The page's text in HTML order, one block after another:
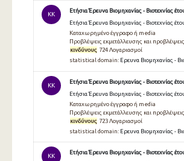
KK
Ετήσια Έρευνα Βιομηχανίας - Βιοτεχνίας
Ετήσια Έρευνα Βιομηχανίας - Βιοτεχνίας
Καταχωρημένο έγγραφο ή media
Προβλέψεις εκμετάλλευσης και προβλέψεις
κινδύνους 724 Λογαριασμοί
statistical domain: Ερευνα Βιομηχανίας -
KK
Ετήσια Έρευνα Βιομηχανίας - Βιοτεχνίας
Ετήσια Έρευνα Βιομηχανίας - Βιοτεχνίας
Καταχωρημένο έγγραφο ή media
Προβλέψεις εκμετάλλευσης και προβλέψεις
κινδύνους 723 Λογαριασμοί
statistical domain: Ερευνα Βιομηχανίας -
KK
Ετήσια Έρευνα Βιομηχανίας - Βιοτεχνίας